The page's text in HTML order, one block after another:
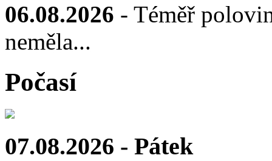
06.08.2026 - Téměř
neměla...
Počasí
07.08.2026 - Pátek